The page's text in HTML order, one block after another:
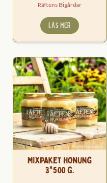
Räftens Bigårdar
LÄS MER
Mixpaket Honung
3*500 g.